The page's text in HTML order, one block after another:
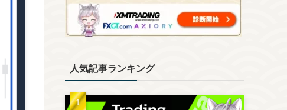
人気記事ランキング